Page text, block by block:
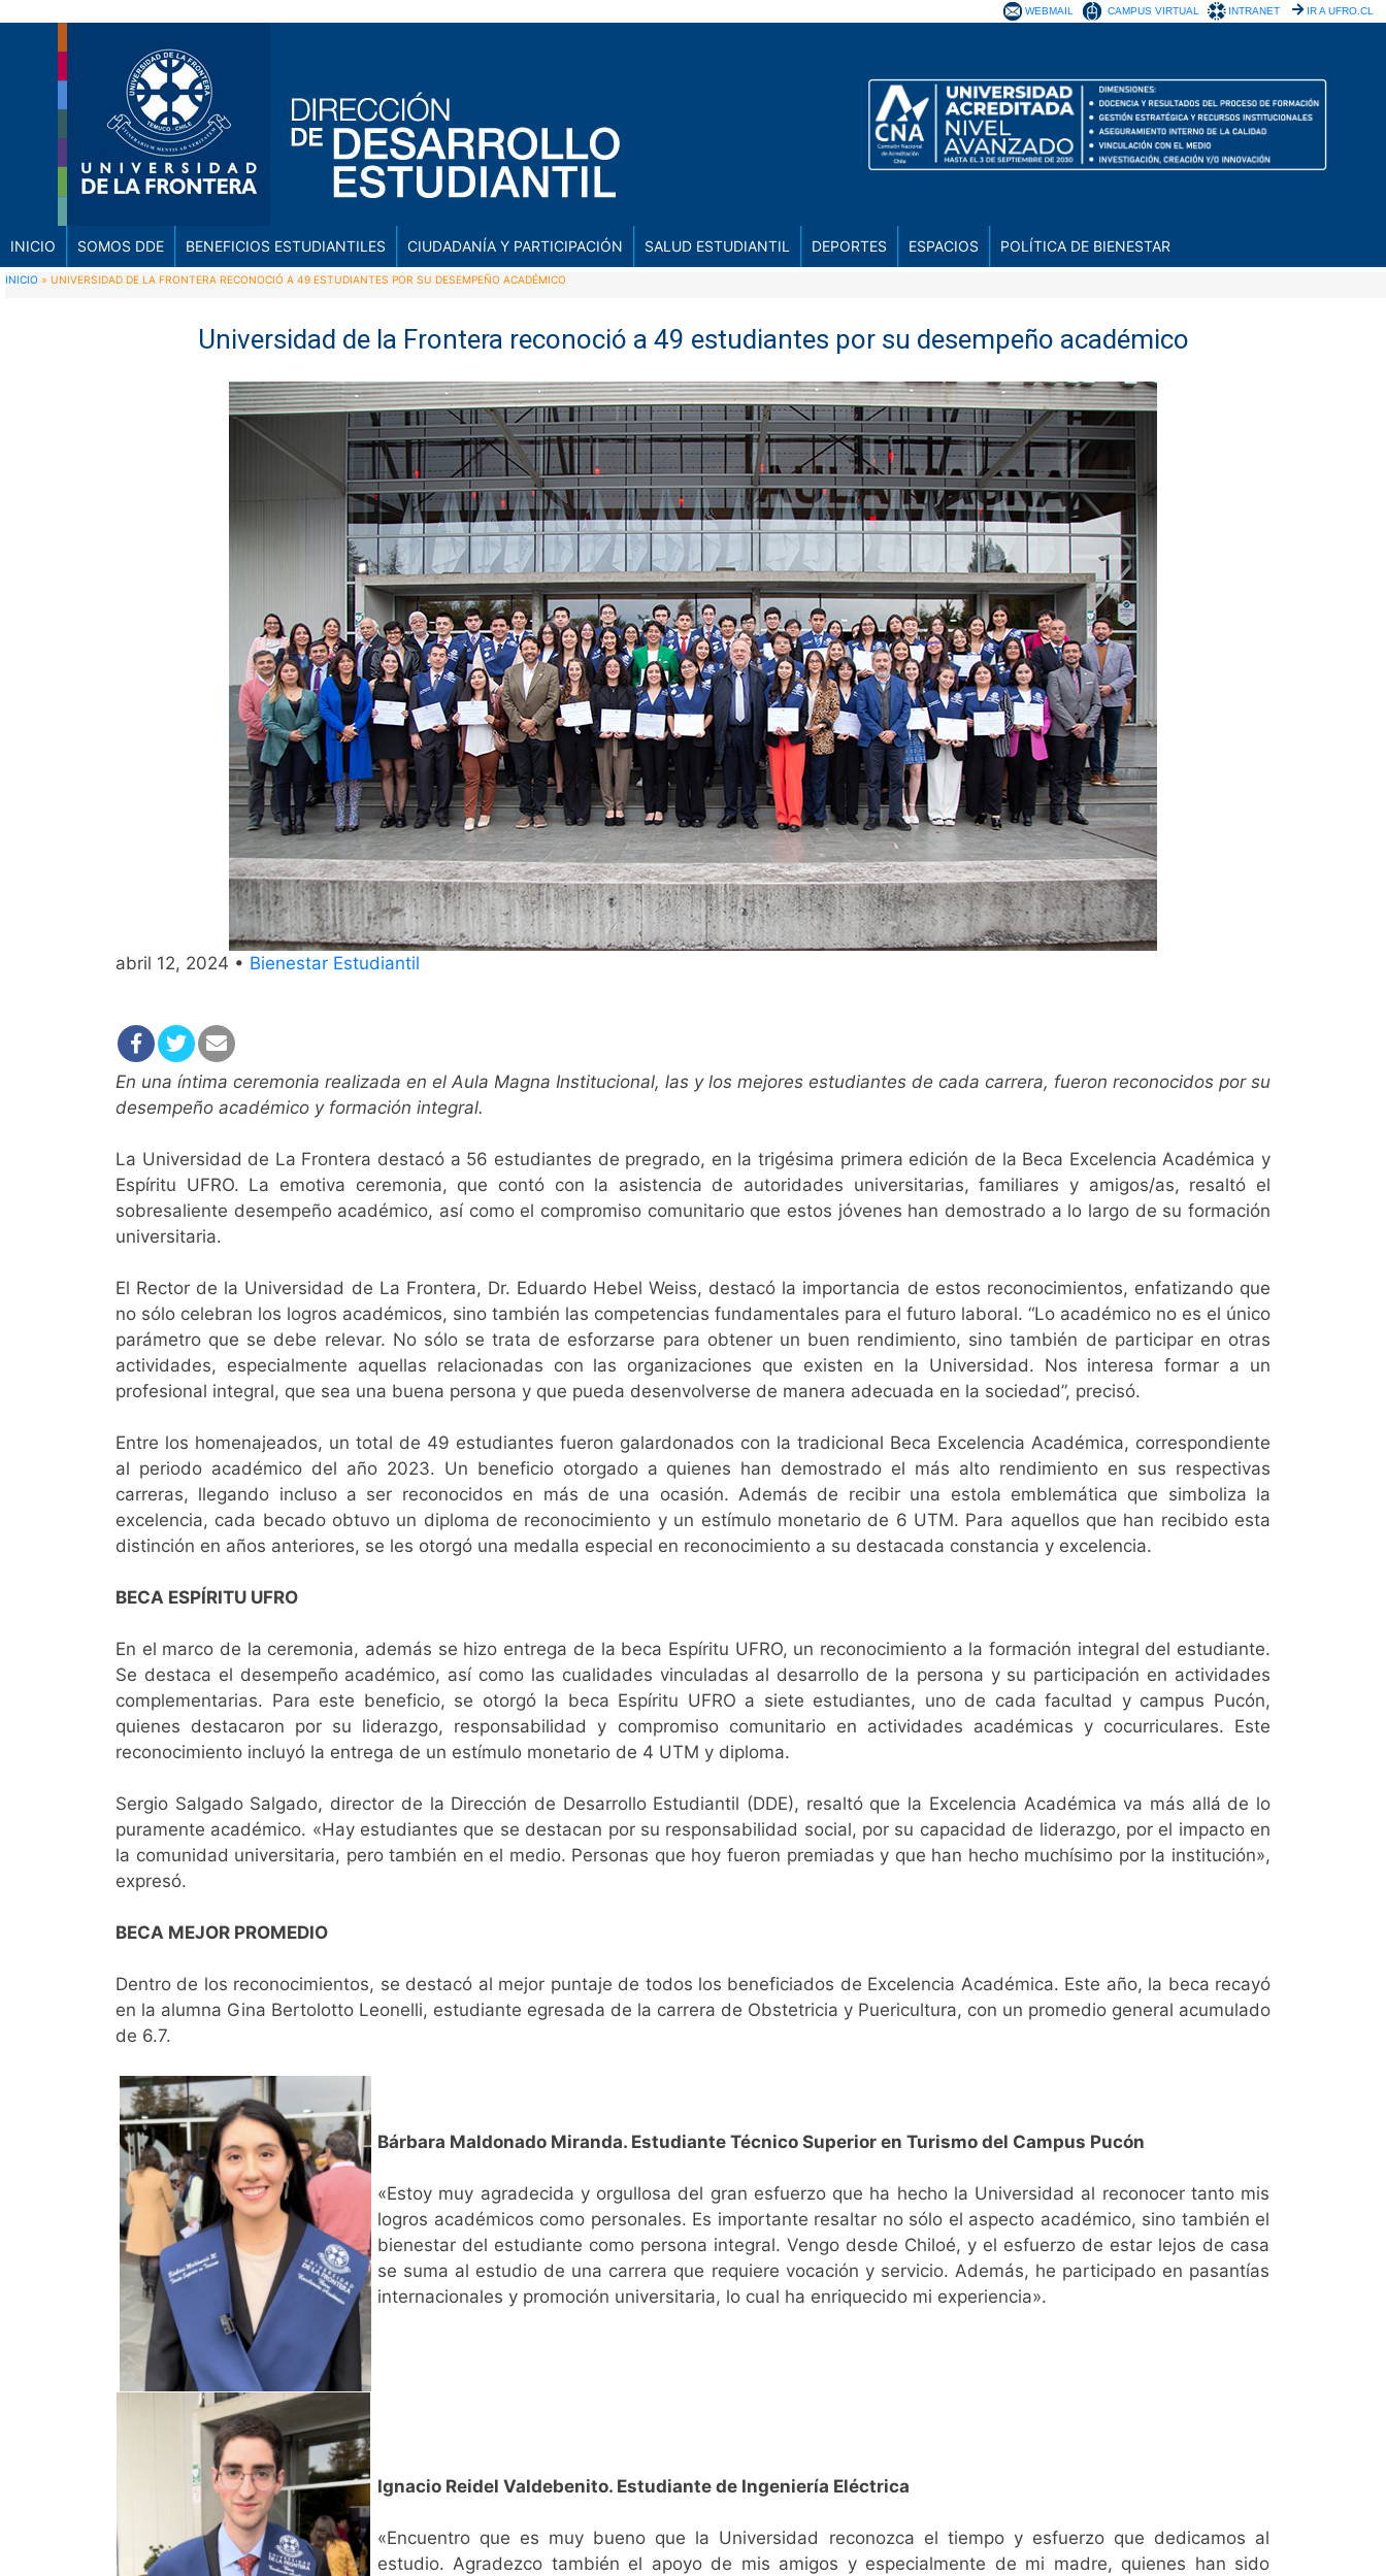
WEBMAIL CAMPUS VIRTUAL INTRANET IR A UFRO.CL
INICIO SOMOS DDE BENEFICIOS ESTUDIANTILES CIUDADANÍA Y PARTICIPACIÓN SALUD ESTUDIANTIL DEPORTES ESPACIOS POLÍTICA DE BIENESTAR
INICIO » UNIVERSIDAD DE LA FRONTERA RECONOCIÓ A 49 ESTUDIANTES POR SU DESEMPEÑO ACADÉMICO
Universidad de la Frontera reconoció a 49 estudiantes por su desempeño académico
abril 12, 2024 • Bienestar Estudiantil
En una íntima ceremonia realizada en el Aula Magna Institucional, las y los mejores estudiantes de cada carrera, fueron reconocidos por su
desempeño académico y formación integral.
La Universidad de La Frontera destacó a 56 estudiantes de pregrado, en la trigésima primera edición de la Beca Excelencia Académica y
Espíritu UFRO. La emotiva ceremonia, que contó con la asistencia de autoridades universitarias, familiares y amigos/as, resaltó el
sobresaliente desempeño académico, así como el compromiso comunitario que estos jóvenes han demostrado a lo largo de su formación
universitaria.
El Rector de la Universidad de La Frontera, Dr. Eduardo Hebel Weiss, destacó la importancia de estos reconocimientos, enfatizando que
no sólo celebran los logros académicos, sino también las competencias fundamentales para el futuro laboral. “Lo académico no es el único
parámetro que se debe relevar. No sólo se trata de esforzarse para obtener un buen rendimiento, sino también de participar en otras
actividades, especialmente aquellas relacionadas con las organizaciones que existen en la Universidad. Nos interesa formar a un
profesional integral, que sea una buena persona y que pueda desenvolverse de manera adecuada en la sociedad”, precisó.
Entre los homenajeados, un total de 49 estudiantes fueron galardonados con la tradicional Beca Excelencia Académica, correspondiente
al periodo académico del año 2023. Un beneficio otorgado a quienes han demostrado el más alto rendimiento en sus respectivas
carreras, llegando incluso a ser reconocidos en más de una ocasión. Además de recibir una estola emblemática que simboliza la
excelencia, cada becado obtuvo un diploma de reconocimiento y un estímulo monetario de 6 UTM. Para aquellos que han recibido esta
distinción en años anteriores, se les otorgó una medalla especial en reconocimiento a su destacada constancia y excelencia.
BECA ESPÍRITU UFRO
En el marco de la ceremonia, además se hizo entrega de la beca Espíritu UFRO, un reconocimiento a la formación integral del estudiante.
Se destaca el desempeño académico, así como las cualidades vinculadas al desarrollo de la persona y su participación en actividades
complementarias. Para este beneficio, se otorgó la beca Espíritu UFRO a siete estudiantes, uno de cada facultad y campus Pucón,
quienes destacaron por su liderazgo, responsabilidad y compromiso comunitario en actividades académicas y cocurriculares. Este
reconocimiento incluyó la entrega de un estímulo monetario de 4 UTM y diploma.
Sergio Salgado Salgado, director de la Dirección de Desarrollo Estudiantil (DDE), resaltó que la Excelencia Académica va más allá de lo
puramente académico. «Hay estudiantes que se destacan por su responsabilidad social, por su capacidad de liderazgo, por el impacto en
la comunidad universitaria, pero también en el medio. Personas que hoy fueron premiadas y que han hecho muchísimo por la institución»,
expresó.
BECA MEJOR PROMEDIO
Dentro de los reconocimientos, se destacó al mejor puntaje de todos los beneficiados de Excelencia Académica. Este año, la beca recayó
en la alumna Gina Bertolotto Leonelli, estudiante egresada de la carrera de Obstetricia y Puericultura, con un promedio general acumulado
de 6.7.
Bárbara Maldonado Miranda. Estudiante Técnico Superior en Turismo del Campus Pucón
«Estoy muy agradecida y orgullosa del gran esfuerzo que ha hecho la Universidad al reconocer tanto mis
logros académicos como personales. Es importante resaltar no sólo el aspecto académico, sino también el
bienestar del estudiante como persona integral. Vengo desde Chiloé, y el esfuerzo de estar lejos de casa
se suma al estudio de una carrera que requiere vocación y servicio. Además, he participado en pasantías
internacionales y promoción universitaria, lo cual ha enriquecido mi experiencia».
Ignacio Reidel Valdebenito. Estudiante de Ingeniería Eléctrica
«Encuentro que es muy bueno que la Universidad reconozca el tiempo y esfuerzo que dedicamos al
estudio. Agradezco también el apoyo de mis amigos y especialmente de mi madre, quienes han sido